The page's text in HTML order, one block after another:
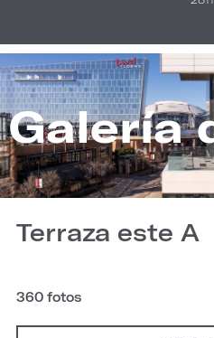
Galería
Terraza este A
360 fotos